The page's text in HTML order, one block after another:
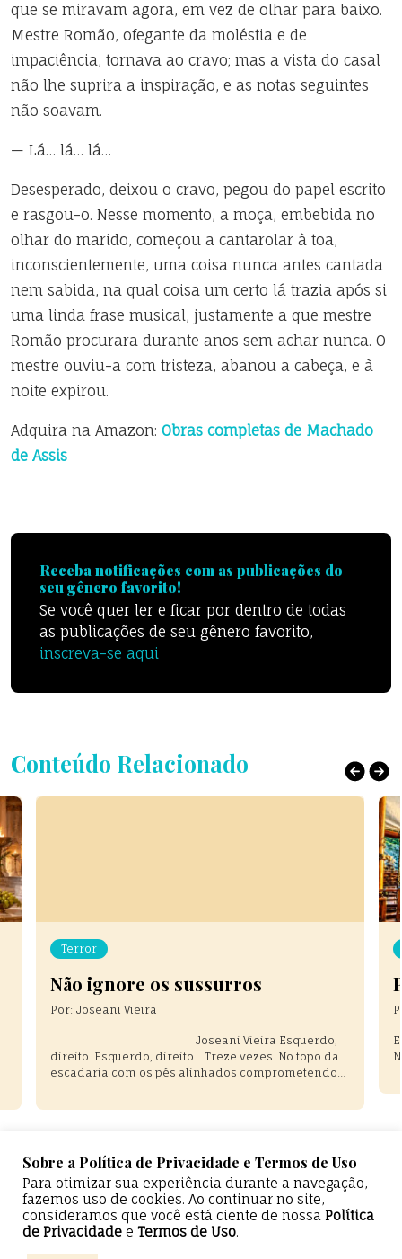
que se miravam agora, em vez de olhar para baixo.
Mestre Romão, ofegante da moléstia e de
impaciência, tornava ao cravo; mas a vista do casal
não lhe suprira a inspiração, e as notas seguintes
não soavam.
— Lá… lá… lá…
Desesperado, deixou o cravo, pegou do papel escrito
e rasgou-o. Nesse momento, a moça, embebida no
olhar do marido, começou a cantarolar à toa,
inconscientemente, uma coisa nunca antes cantada
nem sabida, na qual coisa um certo lá trazia após si
uma linda frase musical, justamente a que mestre
Romão procurara durante anos sem achar nunca. O
mestre ouviu-a com tristeza, abanou a cabeça, e à
noite expirou.
Adquira na Amazon: Obras completas de Machado
de Assis
Receba notificações com as publicações do
seu gênero favorito!
Se você quer ler e ficar por dentro de todas
as publicações de seu gênero favorito,
inscreva-se aqui
Conteúdo Relacionado
Crônicas
Paronomásia
Por: Graziela Giusti Pachane
Em tempos de crise, Nossa Senhora Desatadora de
Nós, Rogai por nós. .
Sobre a Política de Privacidade e Termos de Uso
Para otimizar sua experiência durante a navegação,
fazemos uso de cookies. Ao continuar no site,
consideramos que você está ciente de nossa Política
de Privacidade e Termos de Uso.